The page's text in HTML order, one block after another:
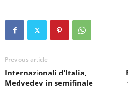
Previous article
Internazionali d’Italia,
Medvedev in semifinale